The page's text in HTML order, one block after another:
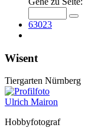
63023
Wisent
Tiergarten Nürnberg
Ulrich Mairon
Hobbyfotograf